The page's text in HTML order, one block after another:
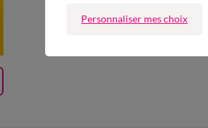
Personnaliser mes choix